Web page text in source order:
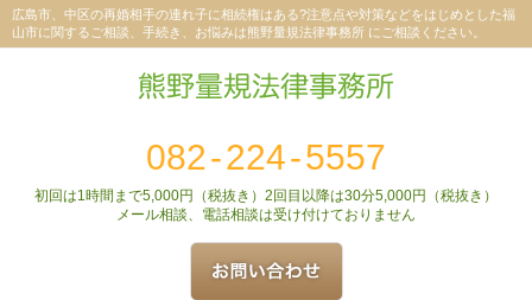
広島市、中区の再婚相手の連れ子に相続権はある?注意点や対策などをはじめとした福
山市に関するご相談、手続き、お悩みは熊野量規法律事務所 にご相談ください。
082-224-5557
初回は1時間まで5,000円（税抜き）2回目以降は30分5,000円（税抜き）
メール相談、電話相談は受け付けておりません